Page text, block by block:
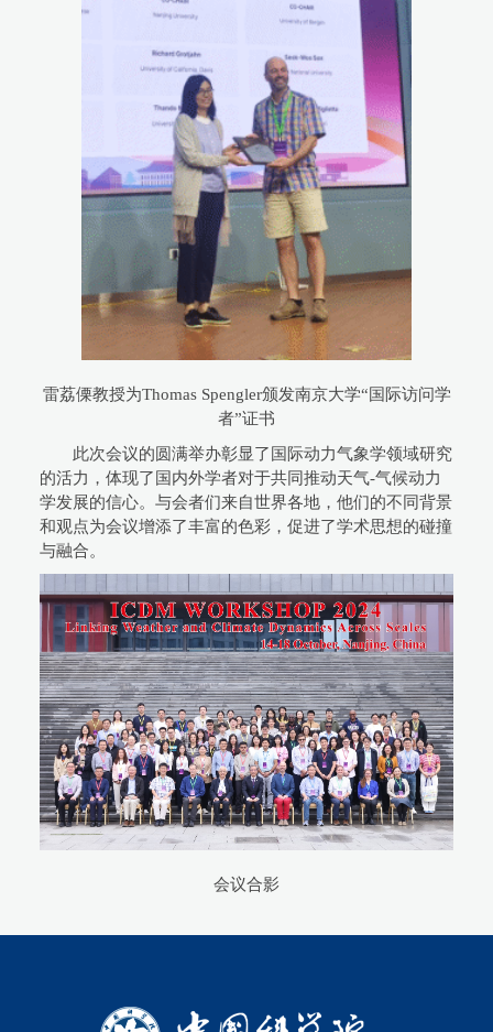
雷荔傈教授为Thomas Spengler颁发南京大学“国际访问学
者”证书
此次会议的圆满举办彰显了国际动力气象学领域研究
的活力，体现了国内外学者对于共同推动天气-气候动力
学发展的信心。与会者们来自世界各地，他们的不同背景
和观点为会议增添了丰富的色彩，促进了学术思想的碰撞
与融合。
会议合影